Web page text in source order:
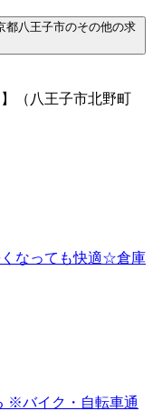
都八王子市のその他の求
（八王子市北野町
なっても快適☆倉庫
※バイク・自転車通